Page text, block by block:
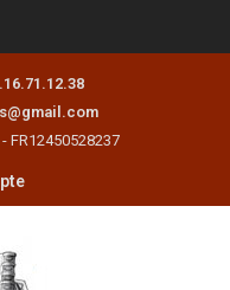
FR12450528237